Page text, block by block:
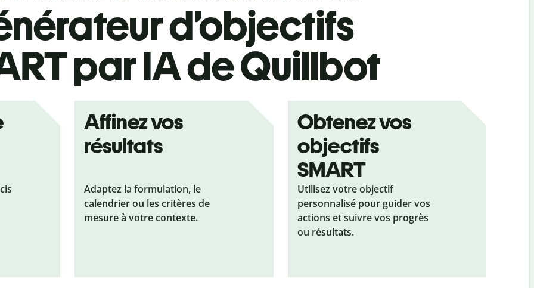
d’objectifs
par IA de Quillbot
Affinez vos
résultats
Adaptez la formulation, le
calendrier ou les critères de
mesure à votre contexte.
Obtenez vos
objectifs
SMART
Utilisez votre objectif
personnalisé pour guider vos
actions et suivre vos progrès
ou résultats.